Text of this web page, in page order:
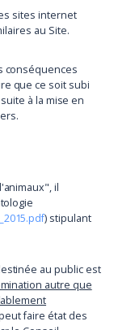
sites internet
au Site.
conséquences
que ce soit subi
à la mise en
il
) stipulant
au public est
autre que
faire état des